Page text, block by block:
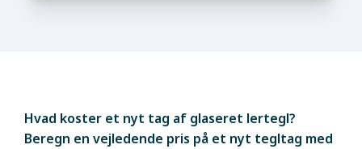
Hvad koster et nyt tag af glaseret lertegl?
Beregn en vejledende pris på et nyt tegltag med